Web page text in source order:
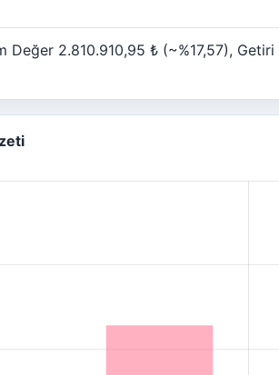
Değer 2.810.910,95 ₺ (~%17,57),